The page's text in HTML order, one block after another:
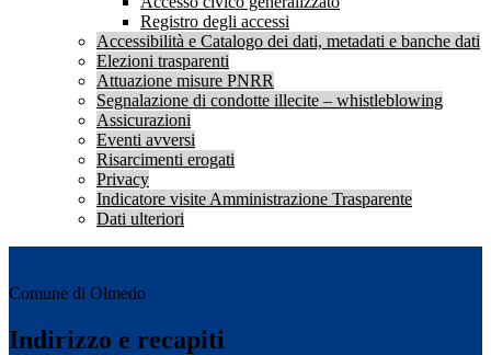
Registro degli accessi
Accessibilità e Catalogo dei dati, metadati e banche dati
Elezioni trasparenti
Attuazione misure PNRR
Segnalazione di condotte illecite – whistleblowing
Assicurazioni
Eventi avversi
Risarcimenti erogati
Privacy
Indicatore visite Amministrazione Trasparente
Dati ulteriori
Comune di Olmedo
Indirizzo e recapiti